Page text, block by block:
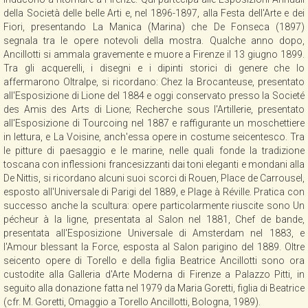
della Società delle belle Arti e, nel 1896-1897, alla Festa dell'Arte e dei
Fiori, presentando La Manica (Marina) che De Fonseca (1897)
segnala tra le opere notevoli della mostra. Qualche anno dopo,
Ancillotti si ammala gravemente e muore a Firenze il 13 giugno 1899.
Tra gli acquerelli, i disegni e i dipinti storici di genere che lo
affermarono Oltralpe, si ricordano: Chez la Brocanteuse, presentato
all'Esposizione di Lione del 1884 e oggi conservato presso la Societé
des Amis des Arts di Lione; Recherche sous l'Artillerie, presentato
all'Esposizione di Tourcoing nel 1887 e raffigurante un moschettiere
in lettura, e La Voisine, anch'essa opere in costume seicentesco. Tra
le pitture di paesaggio e le marine, nelle quali fonde la tradizione
toscana con inflessioni francesizzanti dai toni eleganti e mondani alla
De Nittis, si ricordano alcuni suoi scorci di Rouen, Place de Carrousel,
esposto all'Universale di Parigi del 1889, e Plage à Réville. Pratica con
successo anche la scultura: opere particolarmente riuscite sono Un
pécheur à la ligne, presentata al Salon nel 1881, Chef de bande,
presentata all'Esposizione Universale di Amsterdam nel 1883, e
l'Amour blessant la Force, esposta al Salon parigino del 1889. Oltre
seicento opere di Torello e della figlia Beatrice Ancillotti sono ora
custodite alla Galleria d'Arte Moderna di Firenze a Palazzo Pitti, in
seguito alla donazione fatta nel 1979 da Maria Goretti, figlia di Beatrice
(cfr. M. Goretti, Omaggio a Torello Ancillotti, Bologna, 1989).